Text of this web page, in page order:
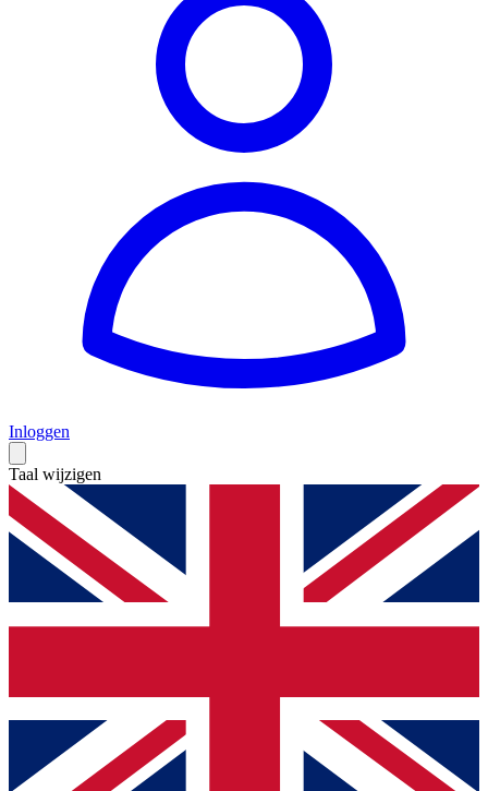
Inloggen
Taal wijzigen